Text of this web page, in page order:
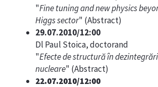
"Fine tuning and new physics
Higgs sector" (Abstract)
29.07.2010/12:00
Dl Paul Stoica, doctorand
"Efecte de structură în dezintegrări
nucleare" (Abstract)
22.07.2010/12:00